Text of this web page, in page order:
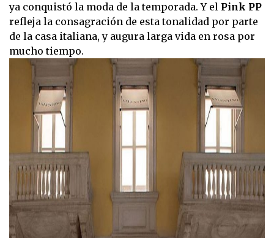
ya conquistó la moda de la temporada. Y el Pink PP
refleja la consagración de esta tonalidad por parte
de la casa italiana, y augura larga vida en rosa por
mucho tiempo.